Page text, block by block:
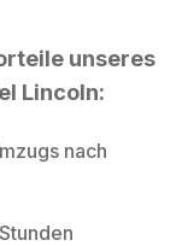
unseres
Lincoln:
nach